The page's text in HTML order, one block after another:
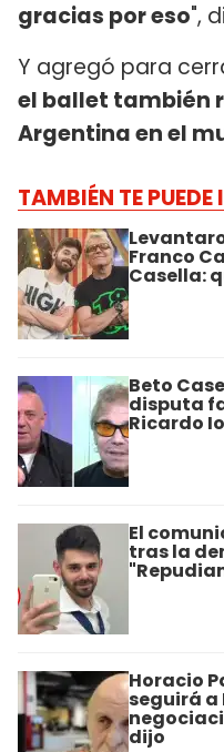
gracias por eso",
Y agregó para
el ballet también
Argentina en el
TAMBIÉN TE PUEDE
Franco
Casella:
Beto
disputa
Ricardo
El
tras la
Horacio
seguirá a
dijo